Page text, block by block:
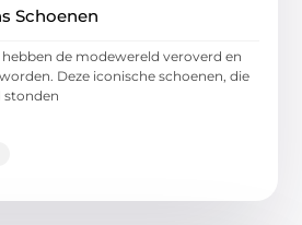
Schoenen
de modewereld veroverd en
Deze iconische schoenen, die
stonden